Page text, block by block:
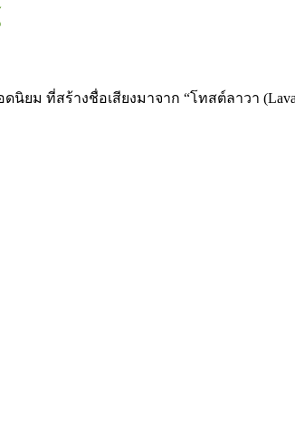
ดนิยม ที่สร้างชื่อเสียงมาจาก “โทสต์ลาวา